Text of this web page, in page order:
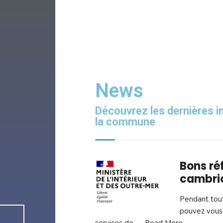
News
Découvrez les dernières
la commune
Bons
Pendant
pouvez